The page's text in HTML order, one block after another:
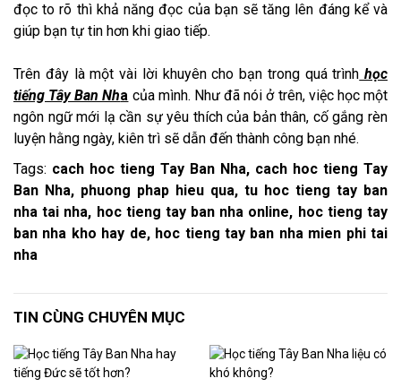
đọc to rõ thì khả năng đọc của bạn sẽ tăng lên đáng kể và
giúp bạn tự tin hơn khi giao tiếp.
Trên đây là một vài lời khuyên cho bạn trong quá trình học
tiếng Tây Ban Nha của mình. Như đã nói ở trên, việc học một
ngôn ngữ mới lạ cần sự yêu thích của bản thân, cố gắng rèn
luyện hằng ngày, kiên trì sẽ dẫn đến thành công bạn nhé.
Tags: cach hoc tieng Tay Ban Nha, cach hoc tieng Tay
Ban Nha, phuong phap hieu qua, tu hoc tieng tay ban
nha tai nha, hoc tieng tay ban nha online, hoc tieng tay
ban nha kho hay de, hoc tieng tay ban nha mien phi tai
nha
TIN CÙNG CHUYÊN MỤC